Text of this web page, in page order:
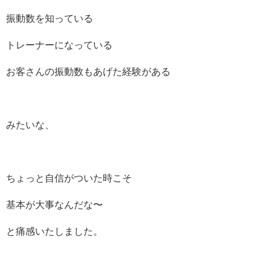
振動数を知っている
トレーナーになっている
お客さんの振動数もあげた経験がある
みたいな、
ちょっと自信がついた時こそ
基本が大事なんだな〜
と痛感いたしました。